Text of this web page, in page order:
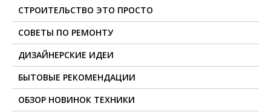
СТРОИТЕЛЬСТВО ЭТО ПРОСТО
СОВЕТЫ ПО РЕМОНТУ
ДИЗАЙНЕРСКИЕ ИДЕИ
БЫТОВЫЕ РЕКОМЕНДАЦИИ
ОБЗОР НОВИНОК ТЕХНИКИ